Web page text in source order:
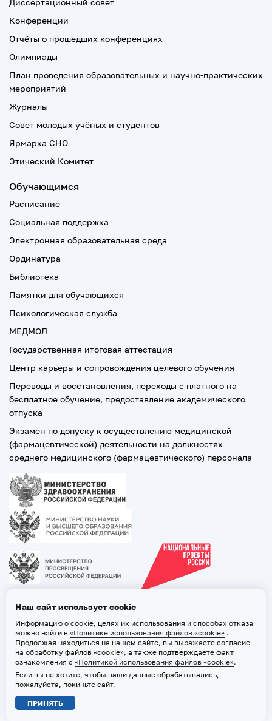
Диссертационный совет
Конференции
Отчёты о прошедших конференциях
Олимпиады
План проведения образовательных и научно-практических
мероприятий
Журналы
Совет молодых учёных и студентов
Ярмарка СНО
Этический Комитет
Обучающимся
Расписание
Социальная поддержка
Электронная образовательная среда
Ординатура
Библиотека
Памятки для обучающихся
Психологическая служба
МЕДМОЛ
Государственная итоговая аттестация
Центр карьеры и сопровождения целевого обучения
Переводы и восстановления, переходы с платного на
бесплатное обучение, предоставление академического
отпуска
Экзамен по допуску к осуществлению медицинской
(фармацевтической) деятельности на должностях
среднего медицинского (фармацевтического) персонала
2026 © ТВГМУ. Все права защищены
Политика обработки персональных данных
Политика использования файлов «cookie»
Наш сайт использует cookie
Информацию о cookie, целях их использования и способах отказа
можно найти в «Политике использования файлов «cookie» .
Продолжая находиться на нашем сайте, вы выражаете согласие
на обработку файлов «cookie», а также подтверждаете факт
ознакомления с «Политикой использования файлов «cookie».
Если вы не хотите, чтобы ваши данные обрабатывались,
пожалуйста, покиньте сайт.
ПРИНЯТЬ